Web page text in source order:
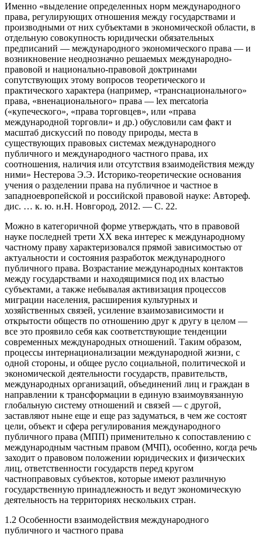
Именно «выделение определенных норм международного
права, регулирующих отношения между государствами и
производными от них субъектами в экономической области, в
отдельную совокупность юридически обязательных
предписаний — международного экономического права — и
возникновение неоднозначно решаемых международно-
правовой и национально-правовой доктринами
сопутствующих этому вопросов теоретического и
практического характера (например, «транснационального»
права, «вненационального» права — lex mercatoria
(«купеческого», «права торговцев», или «права
международной торговли» и др.) обусловили сам факт и
масштаб дискуссий по поводу природы, места в
существующих правовых системах международного
публичного и международного частного права, их
соотношения, наличия или отсутствия взаимодействия между
ними» Нестерова Э.Э. Историко-теоретические основания
учения о разделении права на публичное и частное в
западноевропейской и российской правовой науке: Автореф.
дис. … к. ю. н.Н. Новгород, 2012. — С. 22.
Можно в категоричной форме утверждать, что в правовой
науке последней трети ХХ века интерес к международному
частному праву характеризовался прямой зависимостью от
актуальности и состояния разработок международного
публичного права. Возрастание международных контактов
между государствами и находящимися под их властью
субъектами, а также небывалая активизация процессов
миграции населения, расширения культурных и
хозяйственных связей, усиление взаимозависимости и
открытости обществ по отношению друг к другу в целом —
все это проявило себя как соответствующие тенденции
современных международных отношений. Таким образом,
процессы интернационализации международной жизни, с
одной стороны, и общее русло социальной, политической и
экономической деятельности государств, правительств,
международных организаций, объединений лиц и граждан в
направлении к трансформации в единую взаимоувязанную
глобальную систему отношений и связей — с другой,
заставляют ныне еще и еще раз задуматься, в чем же состоят
цели, объект и сфера регулирования международного
публичного права (МПП) применительно к сопоставлению с
международным частным правом (МЧП), особенно, когда речь
заходит о правовом положении юридических и физических
лиц, ответственности государств перед кругом
частноправовых субъектов, которые имеют различную
государственную принадлежность и ведут экономическую
деятельность на территориях нескольких стран.
1.2 Особенности взаимодействия международного
публичного и частного права